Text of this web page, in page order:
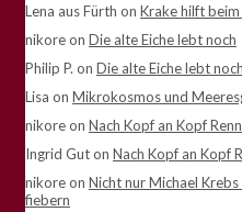
Lena aus Fürth on Krake hilft
nikoreon Die alte Eiche lebt noch
Philip P. on Die alte Eiche lebt noch
Lisa on Mikrokosmos und
nikoreon Nach Kopf an Kopf
Ingrid Guton Nach Kopf an Kopf
nikoreon Nicht nur Michael
fiebern